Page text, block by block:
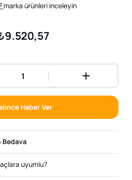
marka ürünleri inceleyin
Haber Ver
Bedava
uyumlu?